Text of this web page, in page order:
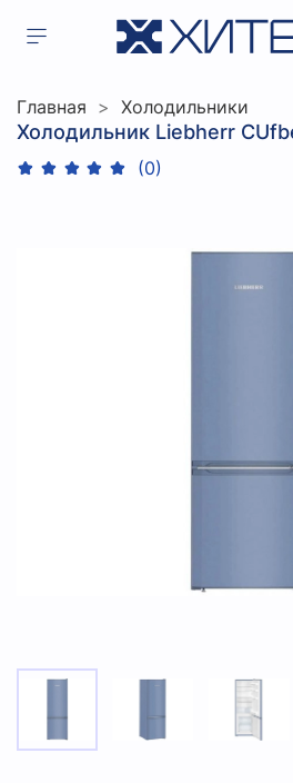
Главная Холодильники
Холодильник Liebherr
(0)